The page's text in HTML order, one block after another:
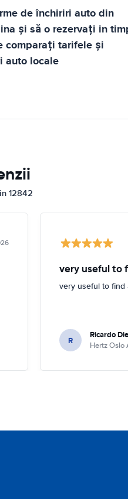
de închiriri auto din
și să o rezervați in
comparați tarifele și
auto locale
12842
very useful to
very useful to find
R Ricardo
Hertz Oslo